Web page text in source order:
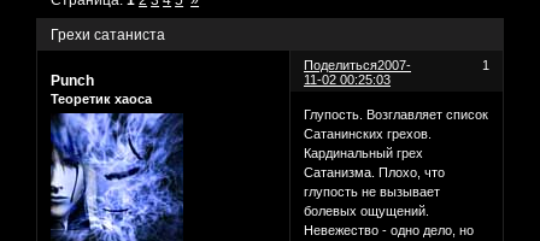
Грехи сатаниста
Поделиться 1
2007-
11-02 00:25:03
Punch
Теоретик хаоса
Глупость. Возглавляет список
Сатанинских грехов.
Кардинальный грех
Сатанизма. Плохо, что
глупость не вызывает
болевых ощущений.
Невежество - одно дело, но